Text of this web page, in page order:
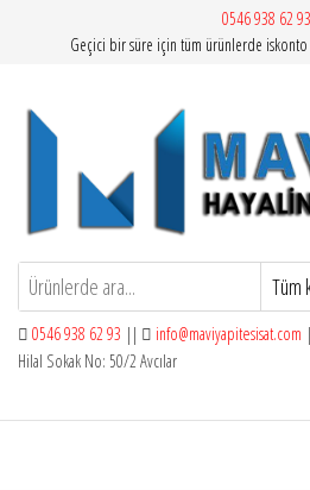
0546 938 62 93
Geçici bir süre için tüm ürünlerde iskonto
Mavi Yapı | Vitra
0546 938 62 93 || info@maviyapitesisat.com
Hilal Sokak No: 50/2 Avcılar